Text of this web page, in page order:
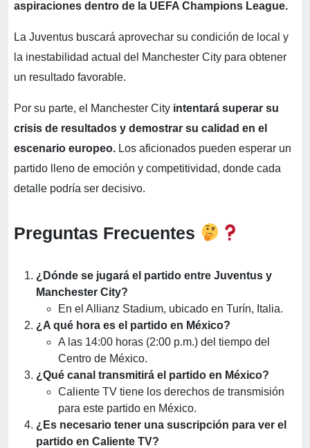
aspiraciones dentro de la UEFA Champions League.
La Juventus buscará aprovechar su condición de local y
la inestabilidad actual del Manchester City para obtener
un resultado favorable.
Por su parte, el Manchester City intentará superar su
crisis de resultados y demostrar su calidad en el
escenario europeo. Los aficionados pueden esperar un
partido lleno de emoción y competitividad, donde cada
detalle podría ser decisivo.
Preguntas Frecuentes
¿Dónde se jugará el partido entre Juventus y
Manchester City?
En el Allianz Stadium, ubicado en Turín, Italia.
¿A qué hora es el partido en México?
A las 14:00 horas (2:00 p.m.) del tiempo del
Centro de México.
¿Qué canal transmitirá el partido en México?
Caliente TV tiene los derechos de transmisión
para este partido en México.
¿Es necesario tener una suscripción para ver el
partido en Caliente TV?